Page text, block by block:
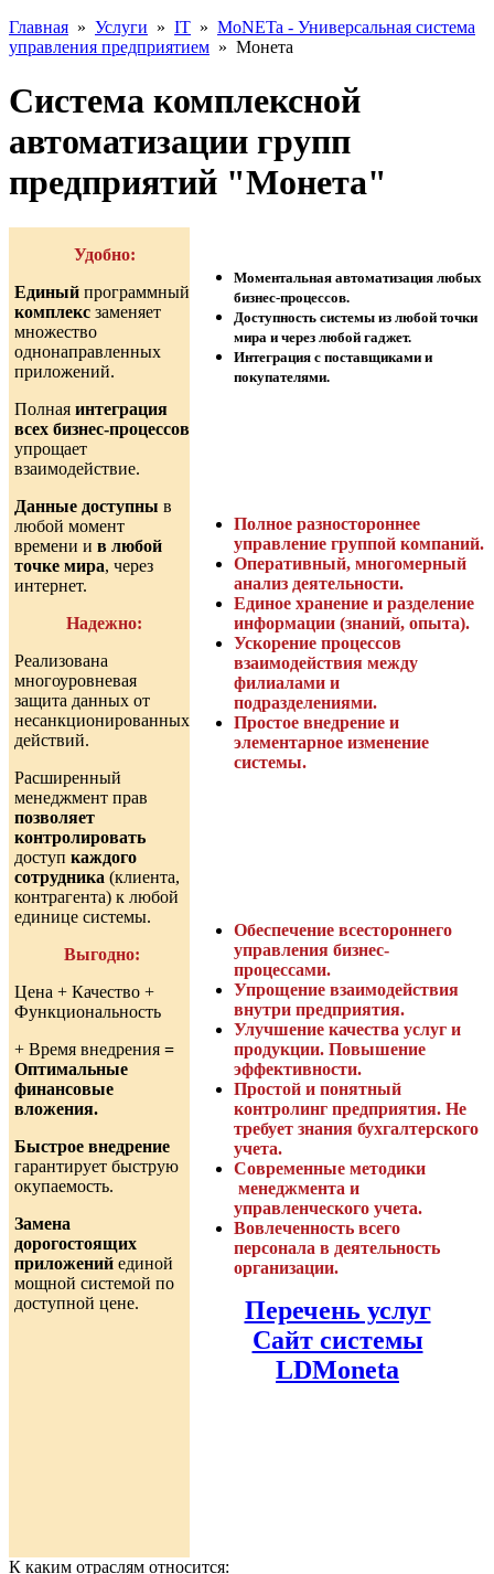
Главная » Услуги » IT » MoNETa - Универсальная система
управления предприятием » Монета
Система комплексной
автоматизации групп
предприятий "Монета"
Удобно:
Единый программный
комплекс заменяет
множество
однонаправленных
приложений.
Полная интеграция
всех бизнес-процессов
упрощает
взаимодействие.
Данные доступны в
любой момент
времени и в любой
точке мира, через
интернет.
Надежно:
Реализована
многоуровневая
защита данных от
несанкционированных
действий.
Расширенный
менеджмент прав
позволяет
контролировать
доступ каждого
сотрудника (клиента,
контрагента) к любой
единице системы.
Выгодно:
Цена + Качество +
Функциональность
+ Время внедрения =
Оптимальные
финансовые
вложения.
Быстрое внедрение
гарантирует быструю
окупаемость.
Замена
дорогостоящих
приложений единой
мощной системой по
доступной цене.
Моментальная автоматизация любых
бизнес-процессов.
Доступность системы из любой точки
мира и через любой гаджет.
Интеграция с поставщиками и
покупателями.
Полное разностороннее
управление группой компаний.
Оперативный, многомерный
анализ деятельности.
Единое хранение и разделение
информации (знаний, опыта).
Ускорение процессов
взаимодействия между
филиалами и
подразделениями.
Простое внедрение и
элементарное изменение
системы.
Обеспечение всестороннего
управления бизнес-
процессами.
Упрощение взаимодействия
внутри предприятия.
Улучшение качества услуг и
продукции. Повышение
эффективности.
Простой и понятный
контролинг предприятия. Не
требует знания бухгалтерского
учета.
Современные методики
менеджмента и
управленческого учета.
Вовлеченность всего
персонала в деятельность
организации.
Перечень услуг
Сайт системы
LDMoneta
К каким отраслям относится: